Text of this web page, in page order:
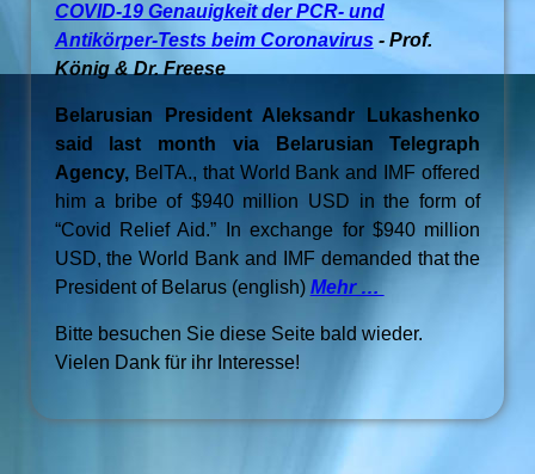
COVID-19 Genauigkeit der PCR- und
Antikörper-Tests beim Coronavirus- Prof.
König & Dr. Freese
Belarusian President Aleksandr Lukashenko
said last month via Belarusian Telegraph
Agency,BelTA., that World Bank and IMF offered
him a bribe of $940 million USD in the form of
“Covid Relief Aid.” In exchange for $940 million
USD, the World Bank and IMF demanded that the
President of Belarus (english) Mehr …
Bitte besuchen Sie diese Seite bald wieder.
Vielen Dank für ihr Interesse!